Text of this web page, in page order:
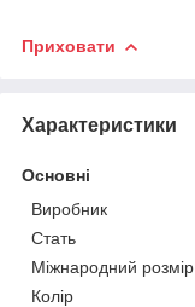
Приховати
Характеристики
Основні
Виробник
Стать
Міжнародний розмір
Колір